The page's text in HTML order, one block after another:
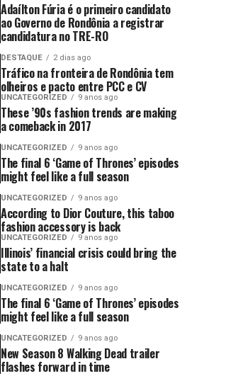
Adaílton Fúria é o primeiro candidato
ao Governo de Rondônia a registrar
candidatura no TRE-RO
DESTAQUE 2 dias ago
Tráfico na fronteira de Rondônia tem
olheiros e pacto entre PCC e CV
UNCATEGORIZED 9 anos ago
These ’90s fashion trends are making
a comeback in 2017
UNCATEGORIZED 9 anos ago
The final 6 ‘Game of Thrones’ episodes
might feel like a full season
UNCATEGORIZED 9 anos ago
According to Dior Couture, this taboo
fashion accessory is back
UNCATEGORIZED 9 anos ago
Illinois’ financial crisis could bring the
state to a halt
UNCATEGORIZED 9 anos ago
The final 6 ‘Game of Thrones’ episodes
might feel like a full season
UNCATEGORIZED 9 anos ago
New Season 8 Walking Dead trailer
flashes forward in time